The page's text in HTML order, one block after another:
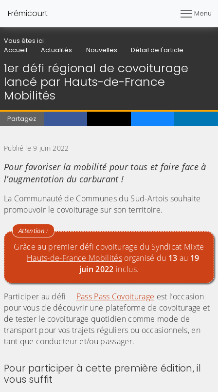
Frémicourt Menu
Vous êtes ici :
Accueil
Actualités Nouvelles Détail de l'article
1er défi régional de covoiturage
lancé par Hauts-de-France
Mobilités
Partagez
Publié le 9 juin 2022
Pour favoriser la mobilité pour tous et faire face à
l’augmentation du carburant !
La Communauté de Communes du Sud-Artois souhaite
promouvoir le covoiturage sur son territoire.
Grâce au premier défi covoiturage du Syndicat Mixte
Hauts-de-France Mobilitésorganisé du 13 au 19
juin 2022 inclus.
Participer au défi Pass Pass Covoiturage est l’occasion
pour vous de découvrir une plateforme de covoiturage et
de tester le covoiturage quotidien comme mode de
transport pour vos trajets réguliers ou occasionnels, en
tant que conducteur et/ou passager.
Pour participer à cette première édition, il
vous suffit